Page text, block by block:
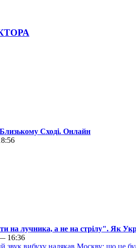
Сході. Онлайн
на лучника, а не на стрілу". Як
16:36